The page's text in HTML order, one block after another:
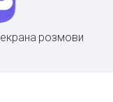
екрана розмови